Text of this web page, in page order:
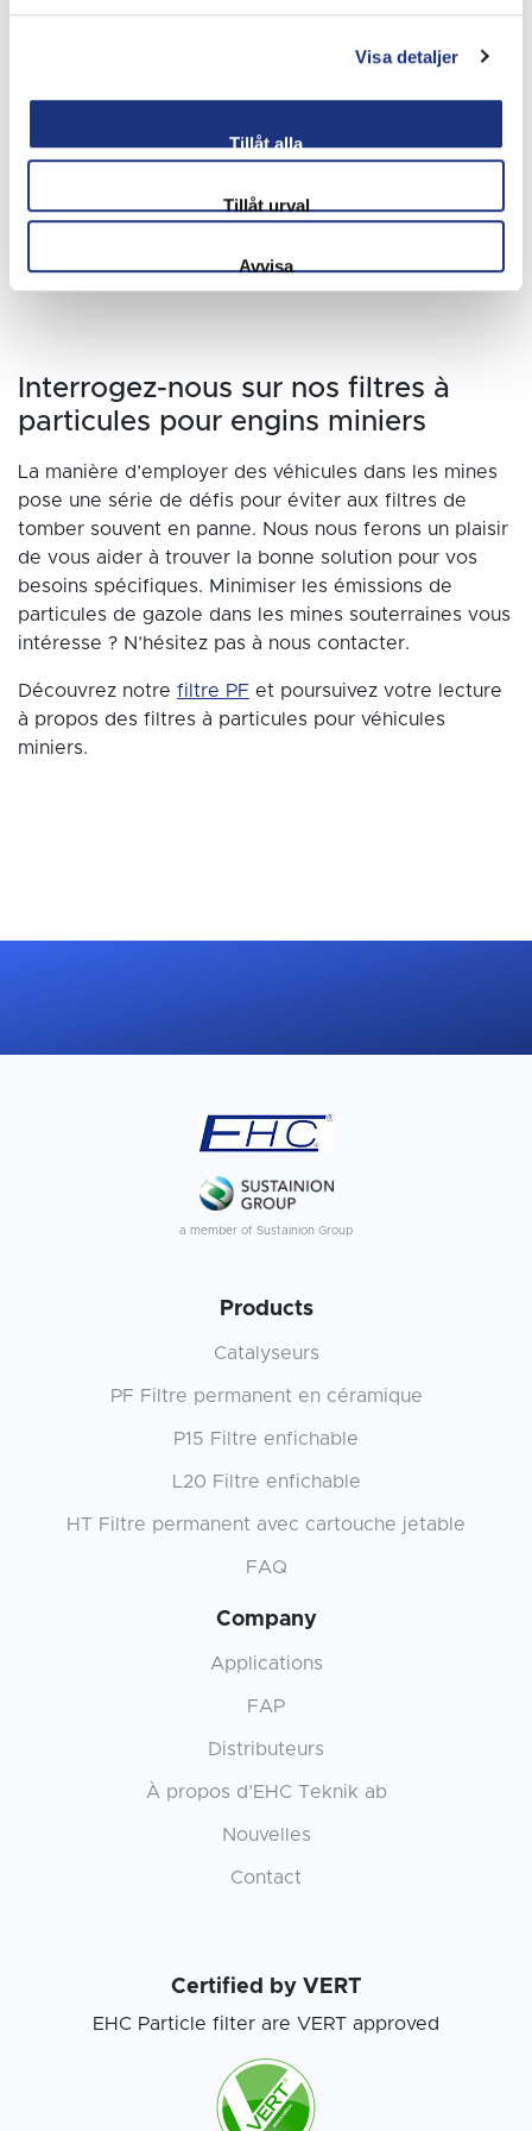
Visa detaljer
Tillåt alla
Tillåt urval
Avvisa
de sérieux troubles pour la santé humaine. De
nombreux véhicules miniers roulent au gazole, mais
propres à l’usage. En recourant à nos filtres à
particules pour véhicules miniers, vous adoptez une
position en faveur de la santé et de la sécurité.
Interrogez-nous sur nos filtres à
particules pour engins miniers
La manière d’employer des véhicules dans les mines
pose une série de défis pour éviter aux filtres de
tomber souvent en panne. Nous nous ferons un plaisir
de vous aider à trouver la bonne solution pour vos
besoins spécifiques. Minimiser les émissions de
particules de gazole dans les mines souterraines vous
intéresse ? N’hésitez pas à nous contacter.
Découvrez notre filtre PF et poursuivez votre lecture
à propos des filtres à particules pour véhicules
miniers.
a member of Sustainion Group
Products
Catalyseurs
PF Filtre permanent en céramique
P15 Filtre enfichable
L20 Filtre enfichable
HT Filtre permanent avec cartouche jetable
FAQ
Company
Applications
FAP
Distributeurs
À propos d’EHC Teknik ab
Nouvelles
Contact
Certified by VERT
EHC Particle filter are VERT approved